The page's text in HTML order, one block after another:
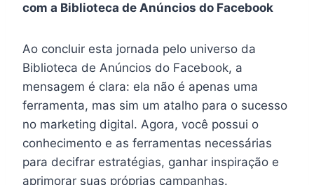
com a Biblioteca de Anúncios do Facebook
Ao concluir esta jornada pelo universo da
Biblioteca de Anúncios do Facebook, a
mensagem é clara: ela não é apenas uma
ferramenta, mas sim um atalho para o sucesso
no marketing digital. Agora, você possui o
conhecimento e as ferramentas necessárias
para decifrar estratégias, ganhar inspiração e
aprimorar suas próprias campanhas.